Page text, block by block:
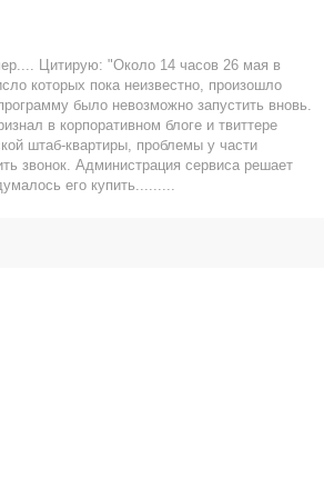
Цитирую: "Около 14 часов 26 мая в
которых пока неизвестно, произошло
было невозможно запустить вновь.
в корпоративном блоге и твиттере
штаб-квартиры, проблемы у части
звонок. Администрация сервиса решает
его купить.........